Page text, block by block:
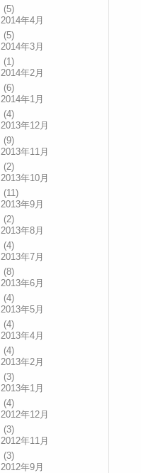
(5)
2014年4月
(5)
2014年3月
(1)
2014年2月
(6)
2014年1月
(4)
2013年12月
(9)
2013年11月
(2)
2013年10月
(11)
2013年9月
(2)
2013年8月
(4)
2013年7月
(8)
2013年6月
(4)
2013年5月
(4)
2013年4月
(4)
2013年2月
(3)
2013年1月
(4)
2012年12月
(3)
2012年11月
(3)
2012年9月